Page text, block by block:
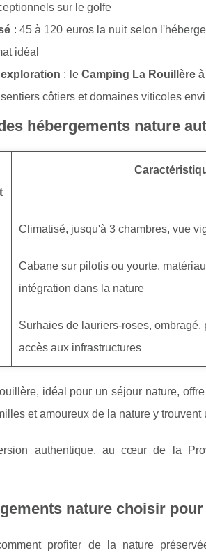
sur le golfe
: 45 à 120 euros la nuit selon
idéal
: le Camping La Rouillère
côtiers et domaines viticoles
hébergements nature
Climatisé, jusqu'à 3 chambres, vue
Cabane sur pilotis ou yourte,
intégration dans la nature
Surhaies de lauriers-roses,
accès aux infrastructures
idéal pour un séjour nature,
et amoureux de la nature y
authentique, au cœur de la
nature choisir
profiter de la nature